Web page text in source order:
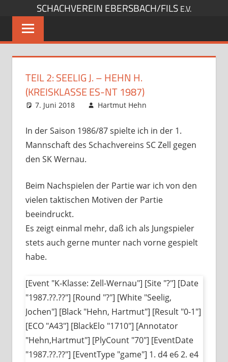
springen
SCHACHVEREIN EBERSBACH/FILS E.V.
TEIL 2: SEELIG J. – HEHN H.
(KREISKLASSE ES-NT 1987)
7. Juni 2018 Hartmut Hehn
In der Saison 1986/87 spielte ich in der 1.
Mannschaft des Schachvereins SC Zell gegen
den SK Wernau.
Beim Nachspielen der Partie war ich von den
vielen taktischen Motiven der Partie
beeindruckt.
Es zeigt einmal mehr, daß ich als Jungspieler
stets auch gerne munter nach vorne gespielt
habe.
[Event "K-Klasse: Zell-Wernau"] [Site "?"] [Date
"1987.??.??"] [Round "?"] [White "Seelig,
Jochen"] [Black "Hehn, Hartmut"] [Result "0-1"]
[ECO "A43"] [BlackElo "1710"] [Annotator
"Hehn,Hartmut"] [PlyCount "70"] [EventDate
"1987.??.??"] [EventType "game"] 1. d4 e6 2. e4